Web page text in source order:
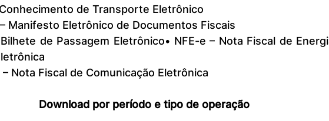
de Transporte Eletrônico
Manifesto Eletrônico de Documentos Fiscais
de Passagem Eletrônico• NFE-e – Nota Fiscal de
– Nota Fiscal de Comunicação Eletrônica
Download por período e tipo de operação